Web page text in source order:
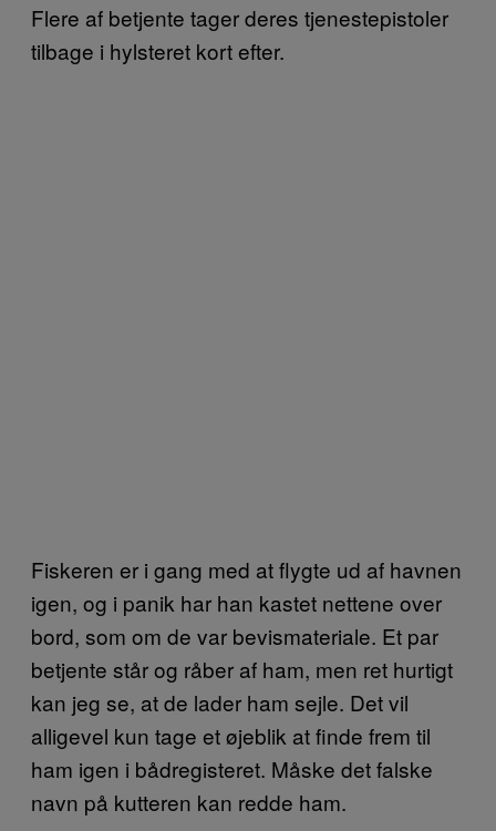
Flere af betjente tager deres tjenestepistoler
tilbage i hylsteret kort efter.
Fiskeren er i gang med at flygte ud af havnen
igen, og i panik har han kastet nettene over
bord, som om de var bevismateriale. Et par
betjente står og råber af ham, men ret hurtigt
kan jeg se, at de lader ham sejle. Det vil
alligevel kun tage et øjeblik at finde frem til
ham igen i bådregisteret. Måske det falske
navn på kutteren kan redde ham.